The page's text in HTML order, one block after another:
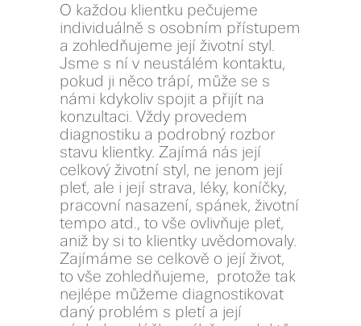
O každou klientku pečujeme
individuálně s osobním přístupem
a zohledňujeme její životní styl.
Jsme s ní v neustálém kontaktu,
pokud ji něco trápí, může se s
námi kdykoliv spojit a přijít na
konzultaci. Vždy provedem
diagnostiku a podrobný rozbor
stavu klientky. Zajímá nás její
celkový životní styl, ne jenom její
pleť, ale i její strava, léky, koníčky,
pracovní nasazení, spánek, životní
tempo atd., to vše ovlivňuje pleť,
aniž by si to klientky uvědomovaly.
Zajímáme se celkově o její život,
to vše zohledňujeme, protože tak
nejlépe můžeme diagnostikovat
daný problém s pletí a její